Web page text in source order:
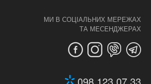
МИ В СОЦІАЛЬНИХ МЕРЕЖАХ
ТА МЕСЕНДЖЕРАХ